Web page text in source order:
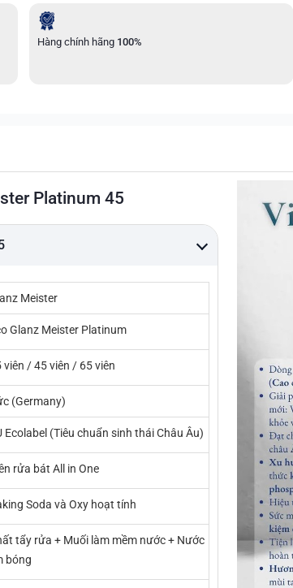
Hàng chính hãng 100%
Platinum 45
Meister
Glanz Meister Platinum
viên / 45 viên / 65 viên
(Germany)
Ecolabel (Tiêu chuẩn sinh thái Châu Âu)
rửa bát All in One
Soda và Oxy hoạt tính
tẩy rửa + Muối làm mềm nước + Nước
bóng